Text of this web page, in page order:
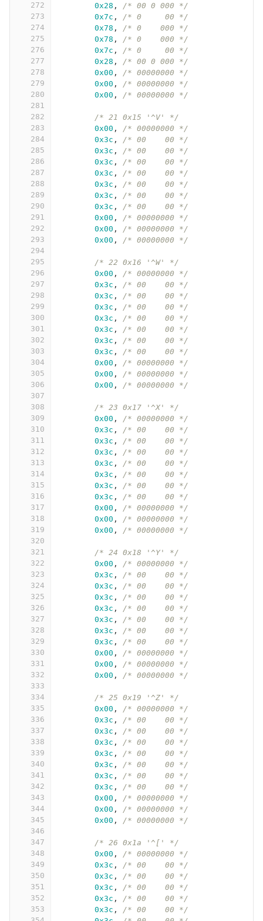
272
273
274
275
276
277
278
279
280
281
282
283
284
285
286
287
288
289
290
291
292
293
294
295
296
297
298
299
300
301
302
303
304
305
306
307
308
309
310
311
312
313
314
315
316
317
318
319
320
321
322
323
324
325
326
327
328
329
330
331
332
333
334
335
336
337
338
339
340
341
342
343
344
345
346
347
348
349
350
351
352
353
0x28 ,
/* 00 0 000 */
0x7c ,
/* 0     00 */
0x78 ,
/* 0    000 */
0x78 ,
/* 0    000 */
0x7c ,
/* 0     00 */
0x28 ,
/* 00 0 000 */
0x00 ,
/* 00000000 */
0x00 ,
/* 00000000 */
0x00 , /* 00000000 */
/* 21 0x15 '^V' */
0x00 ,
/* 00000000 */
0x3c ,
/* 00    00 */
0x3c ,
/* 00    00 */
0x3c ,
/* 00    00 */
0x3c ,
/* 00    00 */
0x3c ,
/* 00    00 */
0x3c ,
/* 00    00 */
0x3c ,
/* 00    00 */
0x00 ,
/* 00000000 */
0x00 ,
/* 00000000 */
0x00 , /* 00000000 */
/* 22 0x16 '^W' */
0x00 ,
/* 00000000 */
0x3c ,
/* 00    00 */
0x3c ,
/* 00    00 */
0x3c ,
/* 00    00 */
0x3c ,
/* 00    00 */
0x3c ,
/* 00    00 */
0x3c ,
/* 00    00 */
0x3c ,
/* 00    00 */
0x00 ,
/* 00000000 */
0x00 ,
/* 00000000 */
0x00 , /* 00000000 */
/* 23 0x17 '^X' */
0x00 ,
/* 00000000 */
0x3c ,
/* 00    00 */
0x3c ,
/* 00    00 */
0x3c ,
/* 00    00 */
0x3c ,
/* 00    00 */
0x3c ,
/* 00    00 */
0x3c ,
/* 00    00 */
0x3c ,
/* 00    00 */
0x00 ,
/* 00000000 */
0x00 ,
/* 00000000 */
0x00 , /* 00000000 */
/* 24 0x18 '^Y' */
0x00 ,
/* 00000000 */
0x3c ,
/* 00    00 */
0x3c ,
/* 00    00 */
0x3c ,
/* 00    00 */
0x3c ,
/* 00    00 */
0x3c ,
/* 00    00 */
0x3c ,
/* 00    00 */
0x3c ,
/* 00    00 */
0x00 ,
/* 00000000 */
0x00 ,
/* 00000000 */
0x00 , /* 00000000 */
/* 25 0x19 '^Z' */
0x00 ,
/* 00000000 */
0x3c ,
/* 00    00 */
0x3c ,
/* 00    00 */
0x3c ,
/* 00    00 */
0x3c ,
/* 00    00 */
0x3c ,
/* 00    00 */
0x3c ,
/* 00    00 */
0x3c ,
/* 00    00 */
0x00 ,
/* 00000000 */
0x00 ,
/* 00000000 */
0x00 , /* 00000000 */
/* 26 0x1a '^[' */
0x00 ,
/* 00000000 */
0x3c ,
/* 00    00 */
0x3c ,
/* 00    00 */
0x3c ,
/* 00    00 */
0x3c ,
/* 00    00 */
0x3c ,
/* 00    00 */